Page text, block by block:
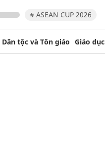
# ASEAN CUP 2026
Dân tộc và Tôn giáo Giáo dục